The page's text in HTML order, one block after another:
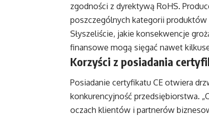
zgodności z dyrektywą RoHS.
poszczególnych kategorii produktów
Słyszeliście, jakie konsekwencje
finansowe mogą sięgać nawet
Korzyści z posiadania
Posiadanie certyfikatu CE otwiera
konkurencyjność przedsiębiorstwa.
oczach klientów i partnerów